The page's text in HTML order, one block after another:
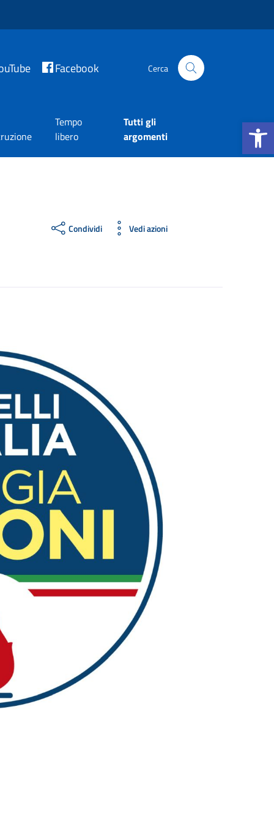
Apri la
Facebook Cerca
Tempo
libero
Tutti gli
argomenti
Condividi Vedi azioni